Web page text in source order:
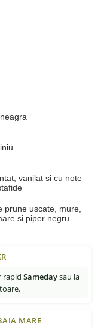
vanilat si cu note
prune uscate, mure,
si piper negru.
rapid Samedaysau la
MARE